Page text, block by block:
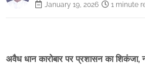
January 19, 2026
1 minute
अवैध धान कारोबार पर प्रशासन का शिकंजा,